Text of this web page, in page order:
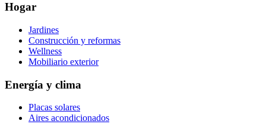
Hogar
Jardines
Construcción y reformas
Wellness
Mobiliario exterior
Energía y clima
Placas solares
Aires acondicionados